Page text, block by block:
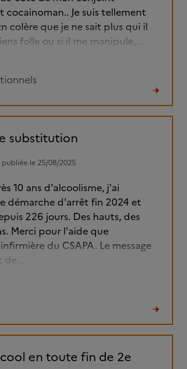
cocainoman.. Je suis tellement
colère que je ne sait plus qui il
folle ou si il me manipule,...
le
substitution
publiée le 25/08/2025
10 ans d'alcoolisme, j'ai
démarche d'arrêt fin 2024 et
226 jours. Des hauts, des
Merci pour l'aide que
du CSAPA. Le message
le
en toute fin de 2e